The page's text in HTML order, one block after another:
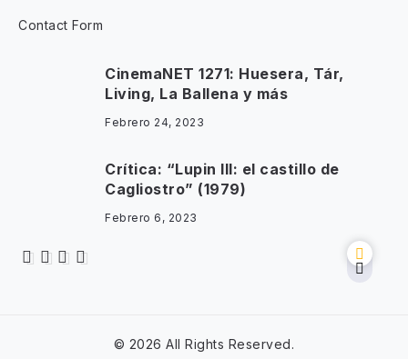
Contact Form
CinemaNET 1271: Huesera, Tár,
Living, La Ballena y más
Febrero 24, 2023
Crítica: “Lupin III: el castillo de
Cagliostro” (1979)
Febrero 6, 2023
© 2026 All Rights Reserved.